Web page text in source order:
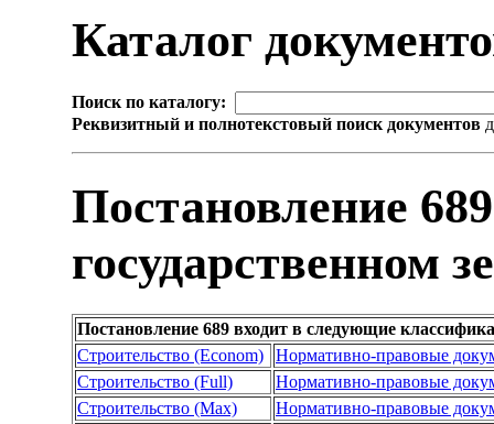
Каталог
Поиск по каталогу:
Реквизитный и полнотекстовый поиск документов
Постановление
государственном
Постановление 689 входит в следующие
Строительство (Econom)
Нормативно-правовые
Строительство (Full)
Нормативно-правовые
Строительство (Max)
Нормативно-правовые